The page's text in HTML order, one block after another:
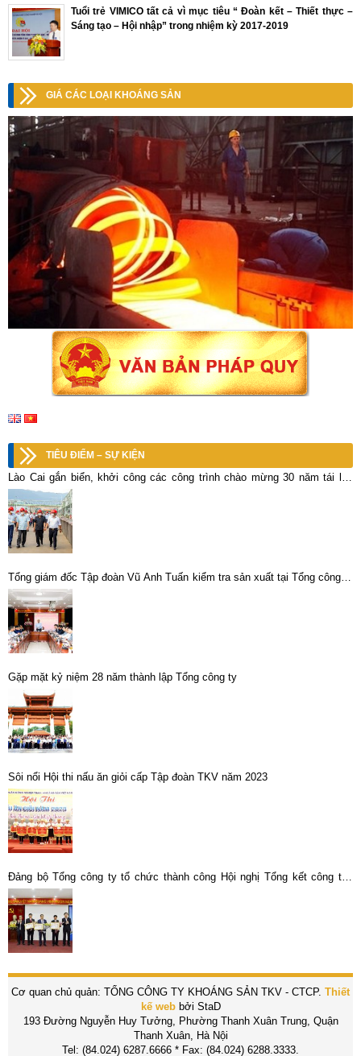
Tuổi trẻ VIMICO tất cả vì mục tiêu “ Đoàn kết – Thiết thực –
Sáng tạo – Hội nhập” trong nhiệm kỳ 2017-2019
GIÁ CÁC LOẠI KHOÁNG SẢN
TIÊU ĐIỂM – SỰ KIỆN
Lào Cai gắn biển, khởi công các công trình chào mừng 30 năm tái lập
tỉnh
Tổng giám đốc Tập đoàn Vũ Anh Tuấn kiểm tra sản xuất tại Tổng công ty
khoáng sản -TKV
Gặp mặt kỷ niệm 28 năm thành lập Tổng công ty
Sôi nổi Hội thi nấu ăn giỏi cấp Tập đoàn TKV năm 2023
Đảng bộ Tổng công ty tổ chức thành công Hội nghị Tổng kết công tác
xây dựng Đảng năm 2019, triển khai phương hướng nhiệm vụ năm 2020
và Lễ trao tặng huy hiệu 30 năm tuổi đảng
Cơ quan chủ quản: TỔNG CÔNG TY KHOÁNG SẢN TKV - CTCP. Thiết
kế webbởi StaD
193 Đường Nguyễn Huy Tưởng, Phường Thanh Xuân Trung, Quận
Thanh Xuân, Hà Nội
Tel: (84.024) 6287.6666 * Fax: (84.024) 6288.3333.